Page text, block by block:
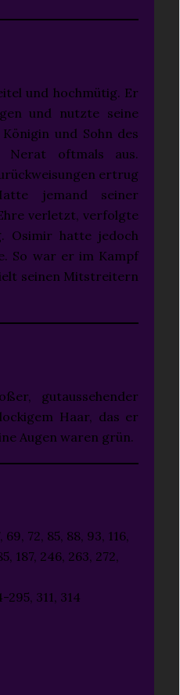
und hochmütig. Er
und nutzte seine
und Sohn des
Nerat oftmals aus.
ertrug
jemand seiner
verletzt, verfolgte
Osimir hatte jedoch
So war er im Kampf
seinen Mitstreitern
gutaussehender
Haar, das er
Augen waren grün.
72, 85, 88, 93, 116,
187, 246, 263, 272,
295, 311, 314